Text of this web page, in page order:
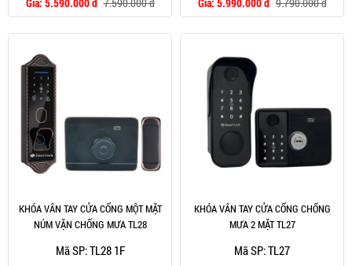
KHÓA VÂN TAY CỬA CỔNG MỘT MẶT
NÚM VẶN CHỐNG MƯA TL28
Mã SP: TL28 1F
KHÓA VÂN TAY CỬA CỔNG CHỐNG
MƯA 2 MẶT TL27
Mã SP: TL27